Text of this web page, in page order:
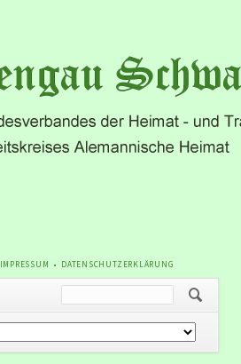
IMPRESSUM DATENSCHUTZERKLÄRUNG